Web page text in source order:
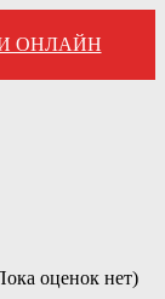
ОНЛАЙН
оценок нет)